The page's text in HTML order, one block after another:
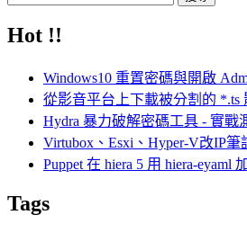
關
Hot !!
Windows10 重置密碼與開啟
從影音平台上下載被分割的 *.ts
Hydra 暴力破解密碼工具 - 實戰
Virtubox、Esxi、Hyper-V改IP筆
Puppet 在 hiera 5 用 hiera-eyaml
Tags